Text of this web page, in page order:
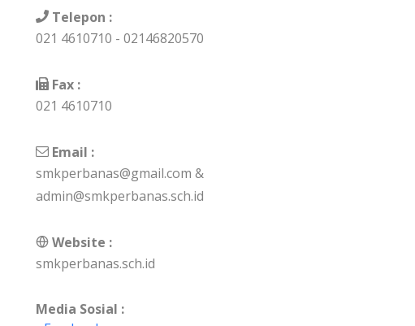
Telepon :
021 4610710 - 02146820570
Fax :
021 4610710
Email :
smkperbanas@gmail.com &
admin@smkperbanas.sch.id
Website :
smkperbanas.sch.id
Media Sosial :